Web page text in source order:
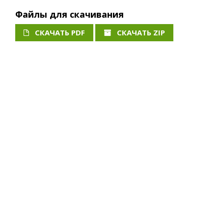
Файлы для скачивания
СКАЧАТЬ PDF СКАЧАТЬ ZIP